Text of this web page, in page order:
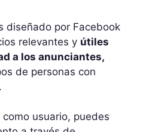
diseñado por Facebook
relevantes y útiles
a los anunciantes,
de personas con
usuario, puedes